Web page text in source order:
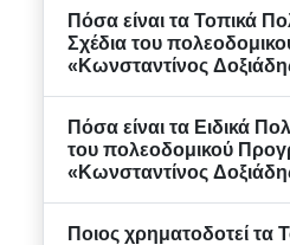
Πόσα είναι τα Τοπικά
Σχέδια του
«Κωνσταντίνος
Πόσα είναι τα Ειδικά
του πολεοδομικού
«Κωνσταντίνος
Ποιος χρηματοδοτεί τα